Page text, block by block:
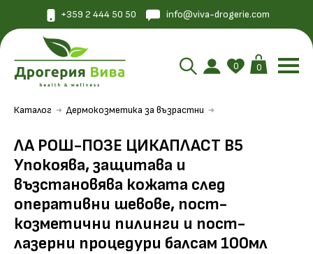
+359 2 444 50 50 info@viva-drogerie.com
0 0
Каталог Дермокозметика за възрастни
ЛА РОШ-ПОЗЕ ЦИКАПЛАСТ B5
Упокоява, защитава и
възстановява кожата след
оперативни шевове, пост-
козметични пилинги и пост-
лазерни процедури балсам 100мл